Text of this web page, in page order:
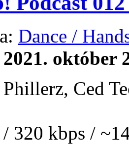
Dance /
2021. október
Ced
320 kbps /